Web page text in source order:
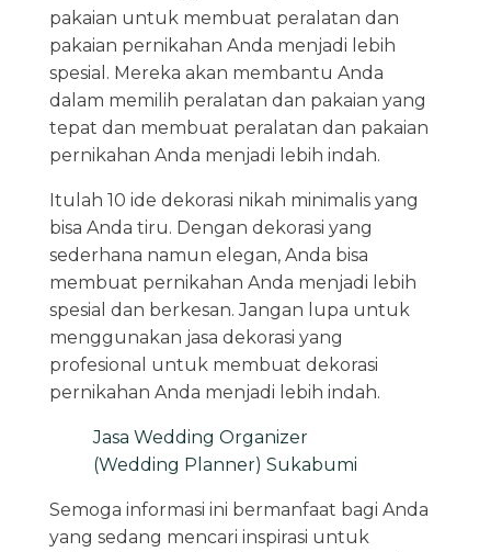
pakaian untuk membuat peralatan dan
pakaian pernikahan Anda menjadi lebih
spesial. Mereka akan membantu Anda
dalam memilih peralatan dan pakaian yang
tepat dan membuat peralatan dan pakaian
pernikahan Anda menjadi lebih indah.
Itulah 10 ide dekorasi nikah minimalis yang
bisa Anda tiru. Dengan dekorasi yang
sederhana namun elegan, Anda bisa
membuat pernikahan Anda menjadi lebih
spesial dan berkesan. Jangan lupa untuk
menggunakan jasa dekorasi yang
profesional untuk membuat dekorasi
pernikahan Anda menjadi lebih indah.
Jasa Wedding Organizer
(Wedding Planner) Sukabumi
Semoga informasi ini bermanfaat bagi Anda
yang sedang mencari inspirasi untuk